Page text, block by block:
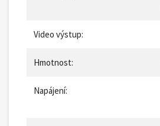
Video výstup:
Hmotnost:
Napájení: